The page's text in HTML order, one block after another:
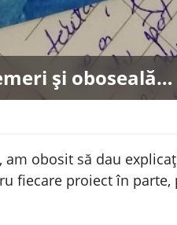
și oboseală…
obosit să dau
fiecare proiect în parte,